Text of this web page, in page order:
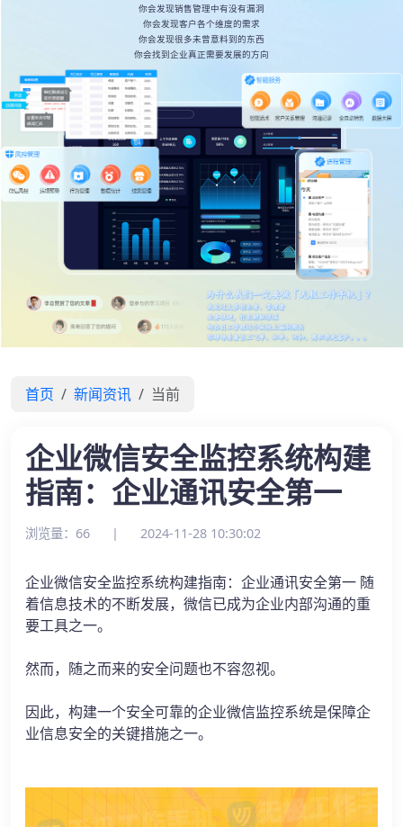
你会发现销售管理中有没有漏洞
你会发现客户各个维度的需求
你会发现很多未曾意料到的东西
你会找到企业真正需要发展的方向
首页 新闻资讯 当前
企业微信安全监控系统构建
指南：企业通讯安全第一
浏览量：66 | 2024-11-28 10:30:02
企业微信安全监控系统构建指南：企业通讯安全第一 随
着信息技术的不断发展，微信已成为企业内部沟通的重
要工具之一。
然而，随之而来的安全问题也不容忽视。
因此，构建一个安全可靠的企业微信监控系统是保障企
业信息安全的关键措施之一。